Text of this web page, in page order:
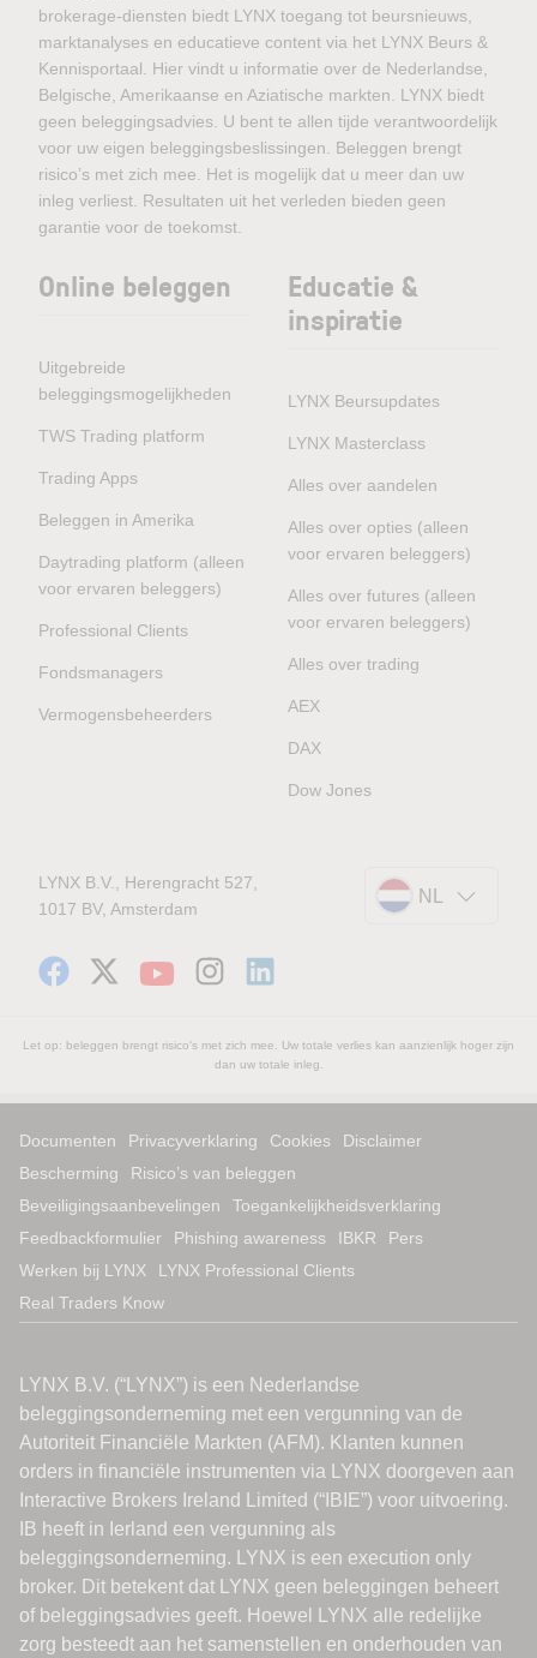
brokerage-diensten biedt LYNX toegang tot beursnieuws,
marktanalyses en educatieve content via het LYNX Beurs &
Kennisportaal. Hier vindt u informatie over de Nederlandse,
Belgische, Amerikaanse en Aziatische markten. LYNX biedt
geen beleggingsadvies. U bent te allen tijde verantwoordelijk
voor uw eigen beleggingsbeslissingen. Beleggen brengt
risico’s met zich mee. Het is mogelijk dat u meer dan uw
inleg verliest. Resultaten uit het verleden bieden geen
garantie voor de toekomst.
Online beleggen
Uitgebreide
beleggingsmogelijkheden
TWS Trading platform
Trading Apps
Beleggen in Amerika
Daytrading platform (alleen
voor ervaren beleggers)
Professional Clients
Fondsmanagers
Vermogensbeheerders
Educatie &
inspiratie
LYNX Beursupdates
LYNX Masterclass
Alles over aandelen
Alles over opties (alleen
voor ervaren beleggers)
Alles over futures (alleen
voor ervaren beleggers)
Alles over trading
AEX
DAX
Dow Jones
LYNX B.V., Herengracht 527,
1017 BV, Amsterdam
NL
Let op: beleggen brengt risico's met zich mee. Uw totale verlies kan aanzienlijk hoger zijn
dan uw totale inleg.
Documenten Privacyverklaring Cookies
Disclaimer
Bescherming
Risico’s van beleggen
Beveiligingsaanbevelingen
Toegankelijkheidsverklaring
Feedbackformulier
Phishing awareness IBKR
Pers
Werken bij LYNX
LYNX Professional Clients
Real Traders Know